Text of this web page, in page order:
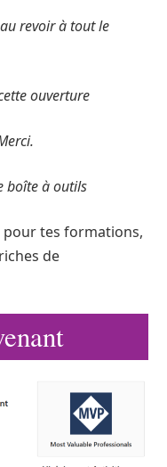
revoir à tout le
ouverture
boîte à outils
pour tes formations,
de